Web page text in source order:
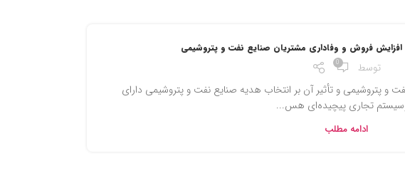
افزایش فروش و وفاداری مشتریان صنایع نفت و پتروشیمی
توسط 0
و پتروشیمی و تأثیر آن بر انتخاب هدیه صنایع نفت و پتروشیمی دارای
تجاری پیچیده‌ای هس...
ادامه مطلب